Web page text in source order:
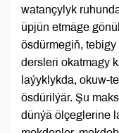
watançylyk
üpjün etmäge
ösdürmegiň,
dersleri okatmagy
laýyklykda, okuw-
ösdürilýär. Şu
dünýä ölçeglerine